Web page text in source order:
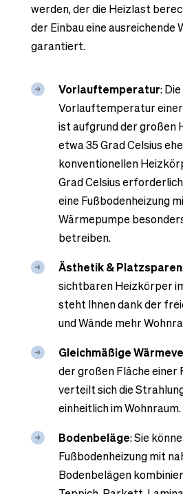
werden, der die Heizlast
der Einbau eine ausreichende
garantiert.
Vorlauftemperatur:
Vorlauftemperatur
ist aufgrund der großen
etwa 35 Grad Celsius
konventionellen
Grad Celsius
eine Fußbodenheizung
Wärmepumpe
betreiben.
Ästhetik & Platzsparen
sichtbaren Heizkörper
steht Ihnen dank der
und Wände mehr
Gleichmäßige
der großen Fläche einer
verteilt sich die
einheitlich im Wohnraum.
Bodenbeläge: Sie
Fußbodenheizung mit
Bodenbelägen